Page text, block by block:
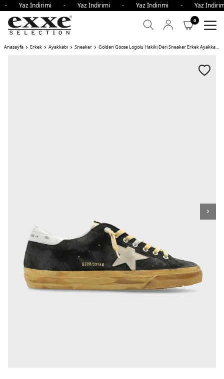
- Yaz İndirimi - Yaz İndirimi - Yaz İndirimi - Yaz
0
Anasayfa Erkek Ayakkabı Sneaker Golden Goose Logolu Hakiki Deri Sneaker Erkek Ayakkabı HAKİ